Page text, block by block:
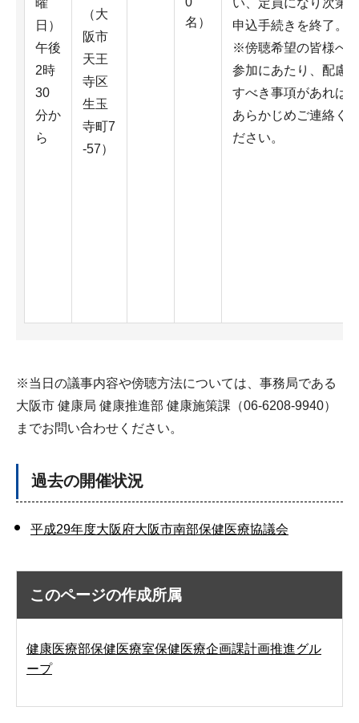
曜
日）
午後
2時
30
分か
ら
（大
阪市
天王
寺区
生玉
寺町7
-57）
名）
い、定員になり次第
申込手続きを終了。
※傍聴希望の皆様へ
参加にあたり、配慮
すべき事項があれば
あらかじめご連絡く
ださい。
※当日の議事内容や傍聴方法については、事務局である
大阪市 健康局 健康推進部 健康施策課（06-6208-9940）
までお問い合わせください。
過去の開催状況
平成29年度大阪府大阪市南部保健医療協議会
このページの作成所属
健康医療部保健医療室保健医療企画課計画推進グル
ープ